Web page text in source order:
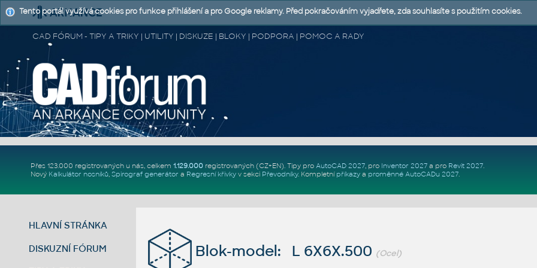
CAD FÓRUM - TIPY A TRIKY | UTILITY | DISKUZE | BLOKY | PODPORA | POMOC A RADY
Přes 123.000 registrovaných u nás, celkem 1.129.000registrovaných (CZ+EN). Tipy pro AutoCAD 2027, pro Inventor 2027a pro Revit 2027.
Nový Kalkulátor nosníků, Spirograf generátor a Regresní křivkyv sekci Převodníky. Kompletní příkazya proměnné AutoCADu 2027.
HLAVNÍ STRÁNKA
DISKUZNÍ FÓRUM Blok-model: L 6X6X.500 (Ocel)
Tento portál využívá cookies pro funkce přihlášení a pro Google reklamy. Před pokračováním vyjadřete, zda souhlasíte s použitím cookies.